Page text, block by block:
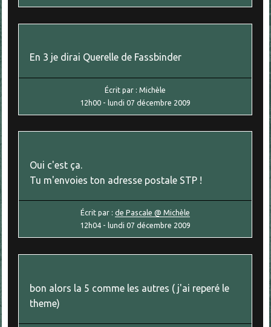
En 3 je dirai Querelle de Fassbinder
Écrit par :Michèle
12h00 -lundi 07 décembre 2009
Oui c'est ça.
Tu m'envoies ton adresse postale STP !
Écrit par :de Pascale @ Michèle
12h04 - lundi 07 décembre 2009
bon alors la 5 comme les autres ( j'ai reperé le
theme)